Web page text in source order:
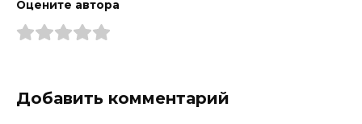
Оцените автора
Добавить комментарий